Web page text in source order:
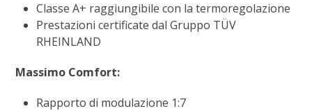
Classe A+ raggiungibile con la termoregolazione
Prestazioni certificate dal Gruppo TÜV
RHEINLAND
Massimo Comfort:
Rapporto di modulazione 1:7